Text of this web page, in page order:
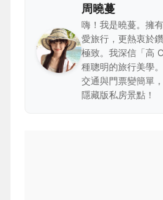
周曉蔓
嗨！我是曉蔓。擁
愛旅行，更熱衷於
極致。我深信「高
種聰明的旅行美學
交通與門票變簡單
隱藏版私房景點！